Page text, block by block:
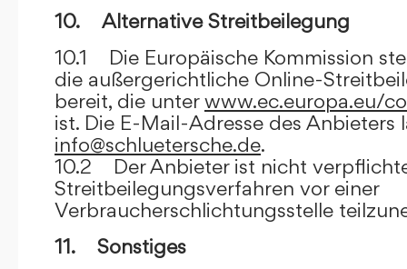
10. Alternative Streitbeilegung
10.1 Die Europäische Kommission
die außergerichtliche Online-
bereit, die unterwww.ec.europa.eu/
ist. Die E-Mail-Adresse des Anbieters
info@schluetersche.de.
10.2 Der Anbieter ist nicht
Streitbeilegungsverfahren vor einer
Verbraucherschlichtungsstelle
11. Sonstiges